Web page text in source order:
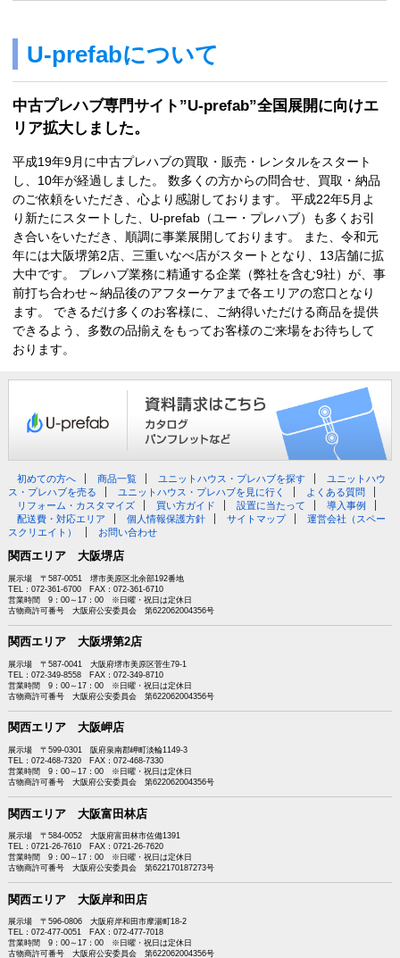
U-prefabについて
中古プレハブ専門サイト”U-prefab”全国展開に向けエ
リア拡大しました。
平成19年9月に中古プレハブの買取・販売・レンタルをスタート
し、10年が経過しました。 数多くの方からの問合せ、買取・納品
のご依頼をいただき、心より感謝しております。 平成22年5月よ
り新たにスタートした、U-prefab（ユー・プレハブ）も多くお引
き合いをいただき、順調に事業展開しております。 また、令和元
年には大阪堺第2店、三重いなべ店がスタートとなり、13店舗に拡
大中です。 プレハブ業務に精通する企業（弊社を含む9社）が、事
前打ち合わせ～納品後のアフターケアまで各エリアの窓口となり
ます。 できるだけ多くのお客様に、ご納得いただける商品を提供
できるよう、多数の品揃えをもってお客様のご来場をお待ちして
おります。
初めての方へ 商品一覧 ユニットハウス・プレハブを探す
ユニットハウ
ス・プレハブを売る
ユニットハウス・プレハブを見に行く
よくある質問
リフォーム・カスタマイズ
買い方ガイド 設置に当たって
導入事例
配送費・対応エリア
個人情報保護方針 サイトマップ
運営会社（スペー
スクリエイト）
お問い合わせ
関西エリア 大阪堺店
展示場 〒587-0051 堺市美原区北余部192番地
TEL：072-361-6700 FAX：072-361-6710
営業時間 9：00～17：00 ※日曜・祝日は定休日
古物商許可番号 大阪府公安委員会 第622062004356号
関西エリア 大阪堺第2店
展示場 〒587-0041 大阪府堺市美原区菅生79-1
TEL：072-349-8558 FAX：072-349-8710
営業時間 9：00～17：00 ※日曜・祝日は定休日
古物商許可番号 大阪府公安委員会 第622062004356号
関西エリア 大阪岬店
展示場 〒599-0301 阪府泉南郡岬町淡輪1149-3
TEL：072-468-7320 FAX：072-468-7330
営業時間 9：00～17：00 ※日曜・祝日は定休日
古物商許可番号 大阪府公安委員会 第622062004356号
関西エリア 大阪富田林店
展示場 〒584-0052 大阪府富田林市佐備1391
TEL：0721-26-7610 FAX：0721-26-7620
営業時間 9：00～17：00 ※日曜・祝日は定休日
古物商許可番号 大阪府公安委員会 第622170187273号
関西エリア 大阪岸和田店
展示場 〒596-0806 大阪府岸和田市摩湯町18-2
TEL：072-477-0051 FAX：072-477-7018
営業時間 9：00～17：00 ※日曜・祝日は定休日
古物商許可番号 大阪府公安委員会 第622062004356号